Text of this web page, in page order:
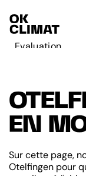
Evaluation
Contact
Français
EN
Sur cette page,
Otelfingen pour